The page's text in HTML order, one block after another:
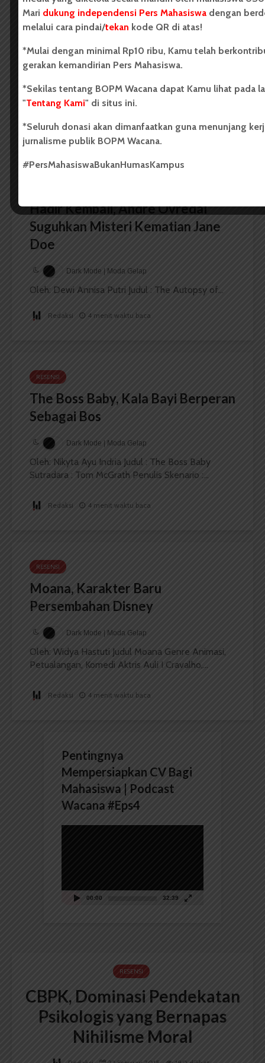
Huru-hara Food Estate di
Indonesia
Dark Mode | Moda Gelap
Oleh: Monalisa Program lumbung pangan alias
food estate terkesan buru-buru. Berpotensi...
Monalisa 6 menit waktu baca
Hadir Kembali, Andre Ovredal
Suguhkan Misteri Kematian Jane
Doe
Dark Mode | Moda Gelap
Oleh: Dewi Annisa Putri Judul : The Autopsy of...
Redaksi 4 menit waktu baca
RESENSI
The Boss Baby, Kala Bayi Berperan
Sebagai Bos
Dark Mode | Moda Gelap
Oleh: Nikyta Ayu Indria Judul : The Boss Baby
Sutradara : Tom McGrath Penulis Skenario :...
Redaksi 4 menit waktu baca
RESENSI
Moana, Karakter Baru
Persembahan Disney
Dark Mode | Moda Gelap
Oleh: Widya Hastuti Judul Moana Genre Animasi,
Petualangan, Komedi Aktris Auli I Cravalho,...
Redaksi 4 menit waktu baca
Pentingnya
Mempersiapkan CV Bagi
Mahasiswa | Podcast
Wacana #Eps4
00:00 32:39
RESENSI
CBPK, Dominasi Pendekatan
Psikologis yang Bernapas
Nihilisme Moral
Mari dukung independensi Pers Mahasiswa dengan
melalui cara pindai/tekan kode QR di atas!
*Mulai dengan minimal Rp10 ribu, Kamu telah
gerakan kemandirian Pers Mahasiswa.
*Sekilas tentang BOPM Wacana dapat Kamu lihat pada
"Tentang Kami" di situs ini.
*Seluruh donasi akan dimanfaatkan guna menunjang
jurnalisme publik BOPM Wacana.
#PersMahasiswaBukanHumasKampus